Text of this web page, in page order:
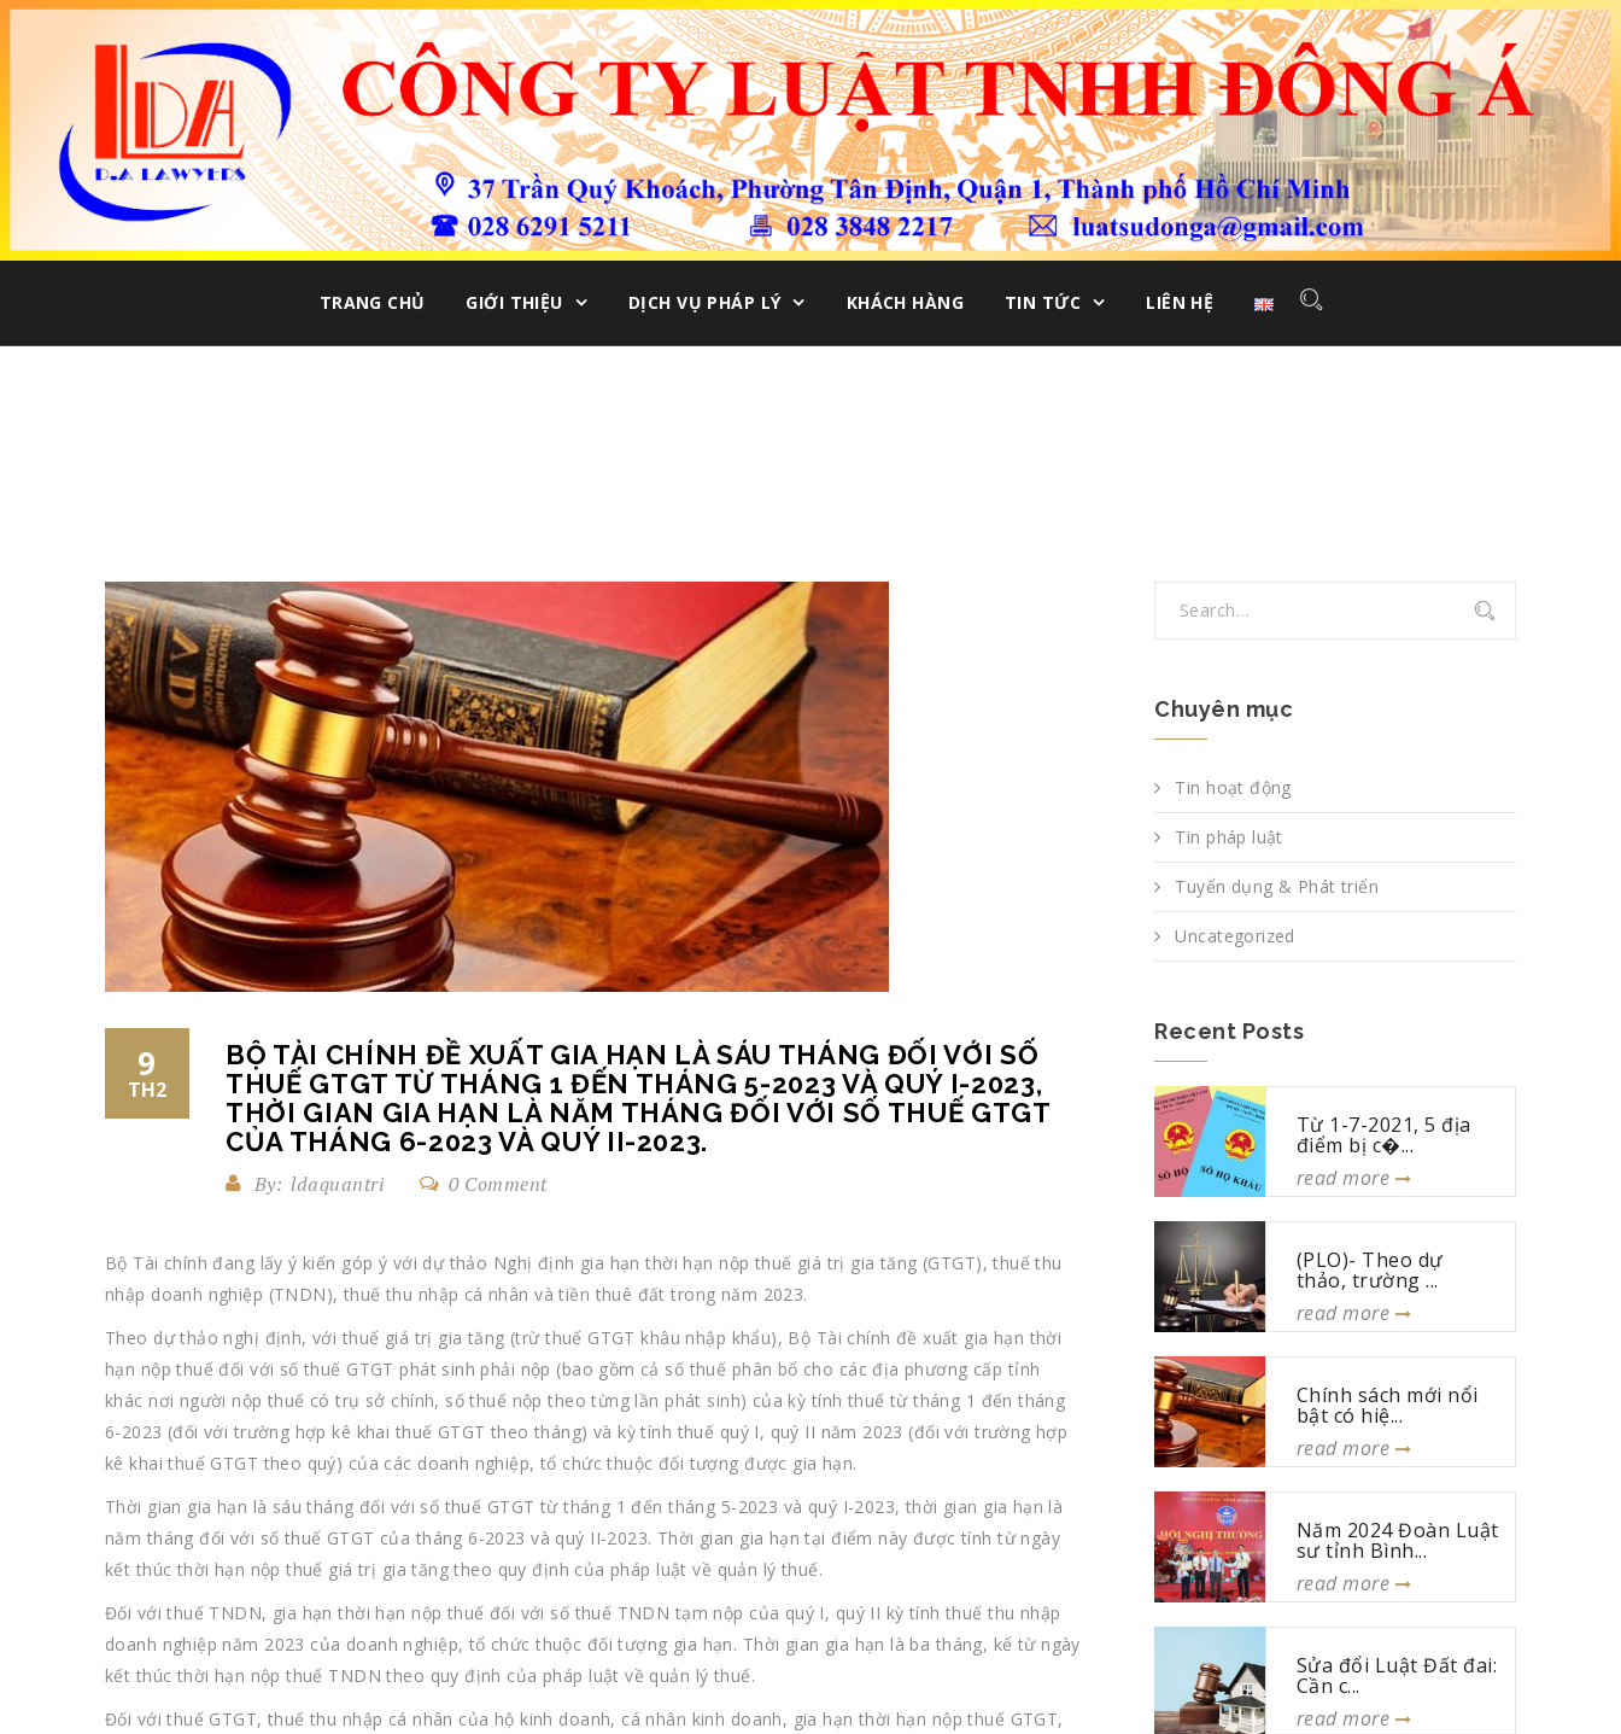
TRANG CHỦ GIỚI THIỆU DỊCH VỤ PHÁP LÝ KHÁCH HÀNG TIN TỨC LIÊN HỆ
9
TH2
BỘ TÀI CHÍNH ĐỀ XUẤT GIA HẠN LÀ SÁU THÁNG ĐỐI VỚI SỐ
THUẾ GTGT TỪ THÁNG 1 ĐẾN THÁNG 5-2023 VÀ QUÝ I-2023,
THỜI GIAN GIA HẠN LÀ NĂM THÁNG ĐỐI VỚI SỐ THUẾ GTGT
CỦA THÁNG 6-2023 VÀ QUÝ II-2023.
By: ldaquantri 0 Comment
Bộ Tài chính đang lấy ý kiến góp ý với dự thảo Nghị định gia hạn thời hạn nộp thuế giá trị gia tăng (GTGT), thuế thu
nhập doanh nghiệp (TNDN), thuế thu nhập cá nhân và tiền thuê đất trong năm 2023.
Theo dự thảo nghị định, với thuế giá trị gia tăng (trừ thuế GTGT khâu nhập khẩu), Bộ Tài chính đề xuất gia hạn thời
hạn nộp thuế đối với số thuế GTGT phát sinh phải nộp (bao gồm cả số thuế phân bổ cho các địa phương cấp tỉnh
khác nơi người nộp thuế có trụ sở chính, số thuế nộp theo từng lần phát sinh) của kỳ tính thuế từ tháng 1 đến tháng
6-2023 (đối với trường hợp kê khai thuế GTGT theo tháng) và kỳ tính thuế quý I, quý II năm 2023 (đối với trường hợp
kê khai thuế GTGT theo quý) của các doanh nghiệp, tổ chức thuộc đối tượng được gia hạn.
Thời gian gia hạn là sáu tháng đối với số thuế GTGT từ tháng 1 đến tháng 5-2023 và quý I-2023, thời gian gia hạn là
năm tháng đối với số thuế GTGT của tháng 6-2023 và quý II-2023. Thời gian gia hạn tại điểm này được tính từ ngày
kết thúc thời hạn nộp thuế giá trị gia tăng theo quy định của pháp luật về quản lý thuế.
Đối với thuế TNDN, gia hạn thời hạn nộp thuế đối với số thuế TNDN tạm nộp của quý I, quý II kỳ tính thuế thu nhập
doanh nghiệp năm 2023 của doanh nghiệp, tổ chức thuộc đối tượng gia hạn. Thời gian gia hạn là ba tháng, kể từ ngày
kết thúc thời hạn nộp thuế TNDN theo quy định của pháp luật về quản lý thuế.
Đối với thuế GTGT, thuế thu nhập cá nhân của hộ kinh doanh, cá nhân kinh doanh, gia hạn thời hạn nộp thuế GTGT,
Chuyên mục
Tin hoạt động
Tin pháp luật
Tuyển dụng & Phát triển
Uncategorized
Recent Posts
Từ 1-7-2021, 5 địa
điểm bị c�...
read more
(PLO)- Theo dự
thảo, trường ...
read more
Chính sách mới nổi
bật có hiệ...
read more
Năm 2024 Đoàn Luật
sư tỉnh Bình...
read more
Sửa đổi Luật Đất đai:
Cần c...
read more